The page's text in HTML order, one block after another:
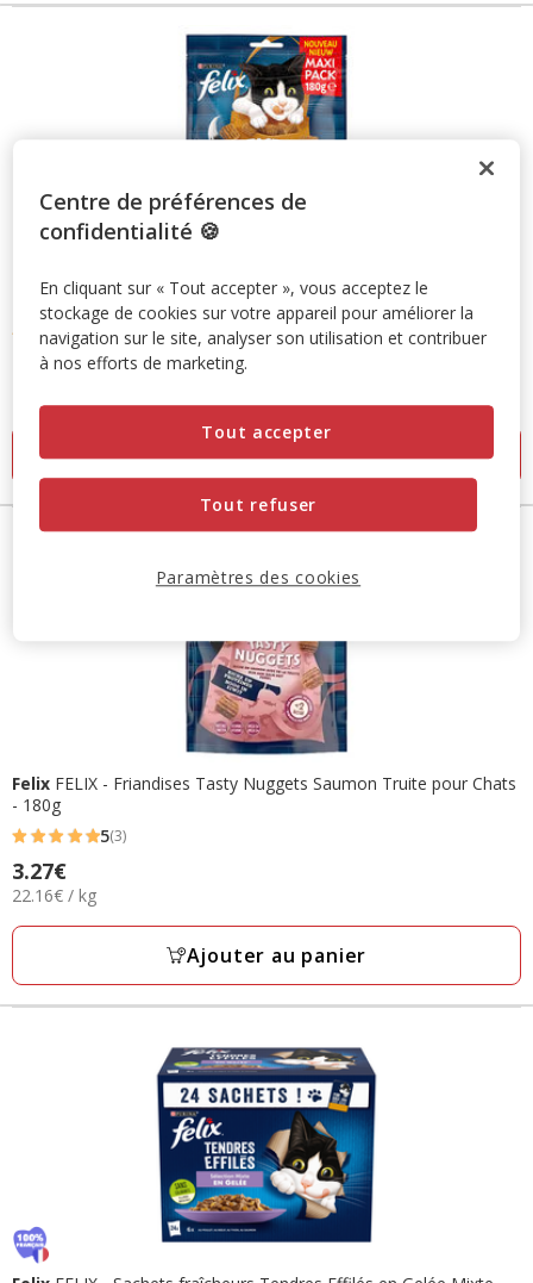
FelixFELIX - Friandises Tasty Nuggets Poulet Canard pour Chats
- 180g
étoiles
avec
5
avis
5(5)
Prix
2.98€
Kg
Ajouter au panier
Felix FELIX - Friandises Tasty Nuggets Saumon Truite pour Chats
- 180g
5
étoiles
avec
3
5(3)
Prix
3.27€
3.27€
22.16€
Kg
22.16€ / kg
Ajouter au panier
Centre de préférences de
confidentialité 🍪
En cliquant sur « Tout accepter », vous acceptez le
stockage de cookies sur votre appareil pour améliorer la
navigation sur le site, analyser son utilisation et contribuer
à nos efforts de marketing.
Tout refuser
Tout accepter
Paramètres des cookies